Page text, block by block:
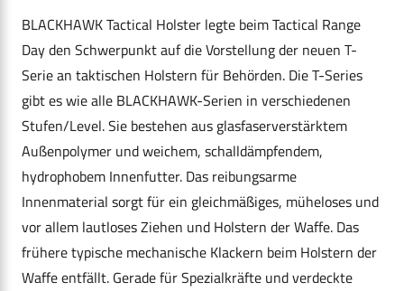
BLACKHAWK Tactical Holster legte beim Tactical Range
Day den Schwerpunkt auf die Vorstellung der neuen T-
Serie an taktischen Holstern für Behörden. Die T-Series
gibt es wie alle BLACKHAWK-Serien in verschiedenen
Stufen/Level. Sie bestehen aus glasfaserverstärktem
Außenpolymer und weichem, schalldämpfendem,
hydrophobem Innenfutter. Das reibungsarme
Innenmaterial sorgt für ein gleichmäßiges, müheloses und
vor allem lautloses Ziehen und Holstern der Waffe. Das
frühere typische mechanische Klackern beim Holstern der
Waffe entfällt. Gerade für Spezialkräfte und verdeckte